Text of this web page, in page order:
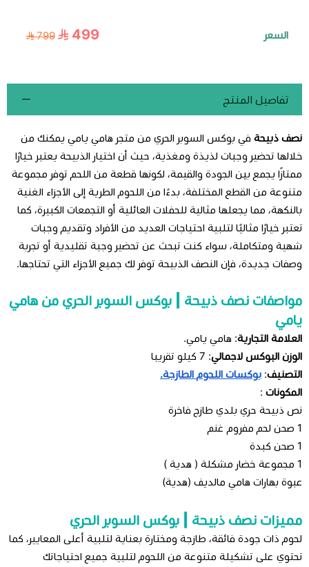
السعر 499
799
تفاصيل المنتج
نصف ذبيحة في بوكس السوبر الحري من متجر هامي يامي يمكنك من
خلالها تحضير وجبات لذيذة ومغذية، حيث أن اختيار الذبيحة يعتبر خيارًا
ممتازًا يجمع بين الجودة والقيمة، لكونها قطعة من اللحم توفر مجموعة
متنوعة من القطع المختلفة، بدءًا من اللحوم الطرية إلى الأجزاء الغنية
بالنكهة، مما يجعلها مثالية للحفلات العائلية أو التجمعات الكبيرة، كما
تعتبر خيارًا مثاليًا لتلبية احتياجات العديد من الأفراد وتقديم وجبات
شهية ومتكاملة، سواء كنت تبحث عن تحضير وجبة تقليدية أو تجربة
وصفات جديدة، فإن النصف الذبيحة توفر لك جميع الأجزاء التي تحتاجها.
مواصفات نصف ذبيحة | بوكس السوبر الحري من هامي
يامي
العلامة التجارية: هامي يامي.
الوزن البوكس لاجمالي: 7 كيلو تقريبا
التصنيف: بوكسات اللحوم الطازجة.
المكونات :
نص ذبيحة حري بلدي طازج فاخرة
1 صحن لحم مفروم غنم
1 صحن كبدة
1 مجموعة خضار مشكلة ( هدية )
عبوة بهارات هامي مالديف (هدية)
مميزات نصف ذبيحة | بوكس السوبر الحري
لحوم ذات جودة فائقة، طازجة ومختارة بعناية لتلبية أعلى المعايير، كما
تحتوي على تشكيلة متنوعة من اللحوم لتلبية جميع احتياجاتك